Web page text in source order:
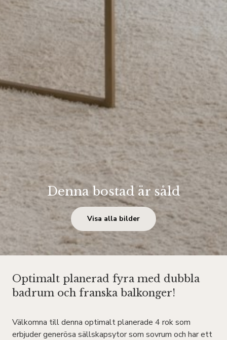
Denna bostad är såld
Visa alla bilder
Optimalt planerad fyra med dubbla
badrum och franska balkonger!
Välkomna till denna optimalt planerade 4 rok som
erbjuder generösa sällskapsytor som sovrum och har ett